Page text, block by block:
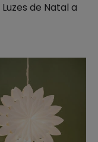
Luzes de Natal a